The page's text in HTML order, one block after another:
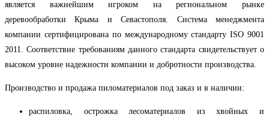
является важнейшим игроком на региональном рынке
деревообработки Крыма и Севастополя. Система менеджмента
компании сертифицирована по международному стандартуISO 9001
2011. Соответствие требованиям данного стандарта свидетельствует о
высоком уровне надежности компании и добротности производства.
Производство и продажа пиломатериалов под заказ и в наличии:
распиловка, острожка лесоматериалов из хвойных и